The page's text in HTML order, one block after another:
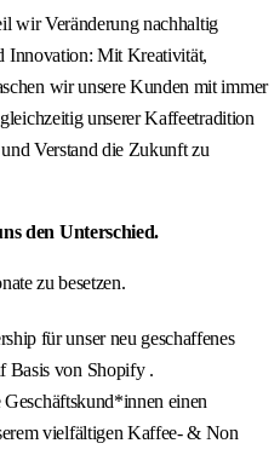
wir Veränderung nachhaltig
Innovation: Mit Kreativität,
wir unsere Kunden mit immer
unserer Kaffeetradition
Verstand die Zukunft zu
den Unterschied.
zu besetzen.
für unser neu geschaffenes
Basis von Shopify .
einen
vielfältigen Kaffee- & Non